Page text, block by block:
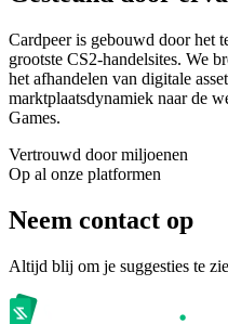
Cardpeer is gebouwd door het
grootste CS2-handelsites. We
het afhandelen van digitale
marktplaatsdynamiek naar de
Games.
Vertrouwd door miljoenen
Op al onze platformen
Neem contact op
Altijd blij om je suggesties te